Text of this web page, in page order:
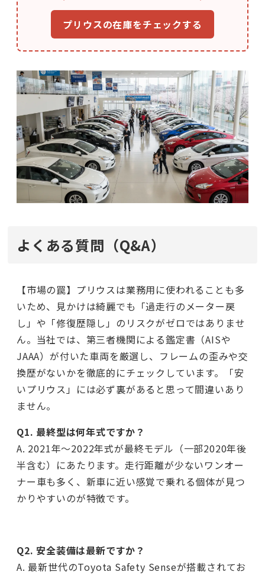
プリウスの在庫をチェックする
よくある質問（Q&A）
【市場の罠】プリウスは業務用に使われることも多
いため、見かけは綺麗でも「過走行のメーター戻
し」や「修復歴隠し」のリスクがゼロではありませ
ん。当社では、第三者機関による鑑定書（AISや
JAAA）が付いた車両を厳選し、フレームの歪みや交
換歴がないかを徹底的にチェックしています。「安
いプリウス」には必ず裏があると思って間違いあり
ません。
Q1. 最終型は何年式ですか？
A. 2021年〜2022年式が最終モデル（一部2020年後
半含む）にあたります。走行距離が少ないワンオー
ナー車も多く、新車に近い感覚で乗れる個体が見つ
かりやすいのが特徴です。
Q2. 安全装備は最新ですか？
A. 最新世代のToyota Safety Senseが搭載されてお